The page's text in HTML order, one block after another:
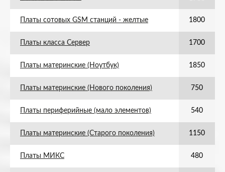
Платы сотовых GSM станций - желтые 1800
Платы класса Сервер 1700
Платы материнские (Ноутбук) 1850
Платы материнские (Нового поколения) 750
Платы периферийные (мало элементов) 540
Платы материнские (Старого поколения) 1150
Платы МИКС 480